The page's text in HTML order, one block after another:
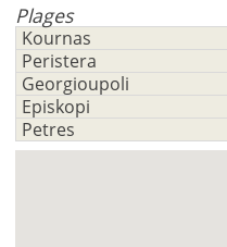
Plages
Kournas
Peristera
Georgioupoli
Episkopi
Petres